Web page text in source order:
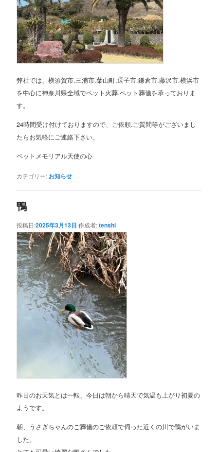
弊社では、横須賀市.三浦市.葉山町.逗子市.鎌倉市.藤沢市.横浜市
を中心に神奈川県全域でペット火葬.ペット葬儀を承っておりま
す。
24時間受け付けておりますので、ご依頼.ご質問等がございまし
たらお気軽にご連絡下さい。
ペットメモリアル天使の心
カテゴリー: お知らせ
鴨
投稿日:2025年3月13日 作成者:tenshi
昨日のお天気とは一転、今日は朝から晴天で気温も上がり初夏の
ようです。
朝、うさぎちゃんのご葬儀のご依頼で伺った近くの川で鴨がいま
した。